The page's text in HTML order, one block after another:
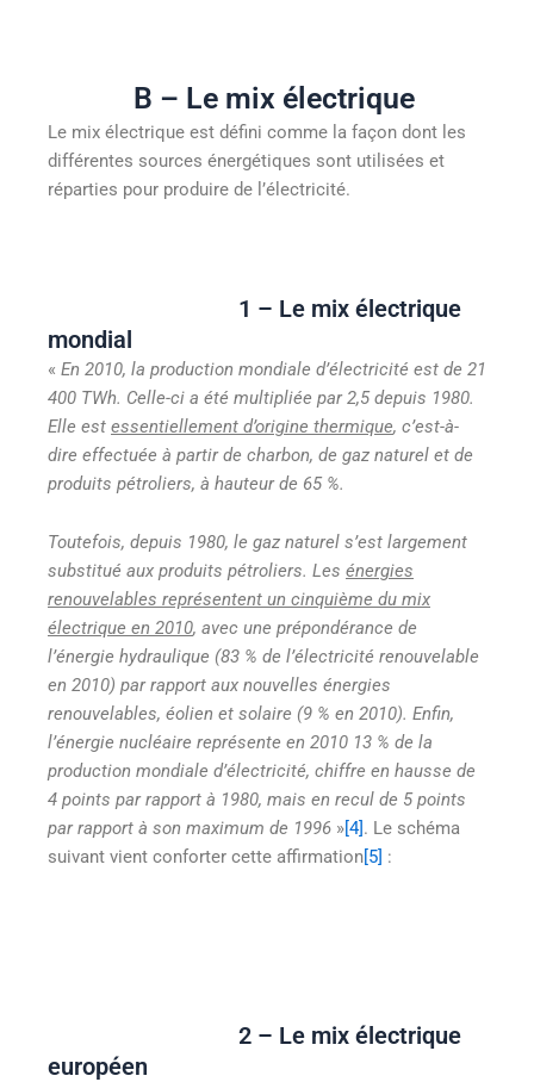
B – Le mix électrique
Le mix électrique est défini comme la façon dont les
différentes sources énergétiques sont utilisées et
réparties pour produire de l’électricité.
1 – Le mix électrique
mondial
« En 2010, la production mondiale d’électricité est de 21
400 TWh. Celle-ci a été multipliée par 2,5 depuis 1980.
Elle est essentiellement d’origine thermique, c’est-à-
dire effectuée à partir de charbon, de gaz naturel et de
produits pétroliers, à hauteur de 65 %.
Toutefois, depuis 1980, le gaz naturel s’est largement
substitué aux produits pétroliers. Les énergies
renouvelables représentent un cinquième du mix
électrique en 2010, avec une prépondérance de
l’énergie hydraulique (83 % de l’électricité renouvelable
en 2010) par rapport aux nouvelles énergies
renouvelables, éolien et solaire (9 % en 2010). Enfin,
l’énergie nucléaire représente en 2010 13 % de la
production mondiale d’électricité, chiffre en hausse de
4 points par rapport à 1980, mais en recul de 5 points
par rapport à son maximum de 1996 »[4]. Le schéma
suivant vient conforter cette affirmation[5] :
2 – Le mix électrique
européen